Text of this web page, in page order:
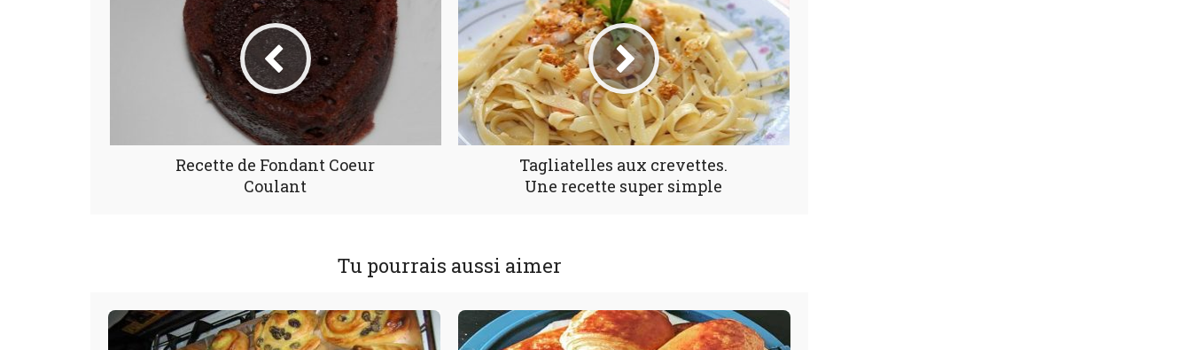
Recette de Fondant Coeur
Coulant
Tagliatelles aux crevettes.
Une recette super simple
Tu pourrais aussi aimer